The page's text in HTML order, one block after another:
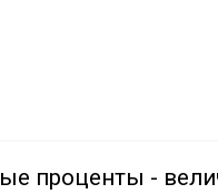
проценты -